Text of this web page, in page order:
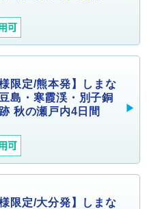
限定/熊本発】しまな
島・寒霞渓・別子銅
秋の瀬戸内4日間
限定/大分発】しまな